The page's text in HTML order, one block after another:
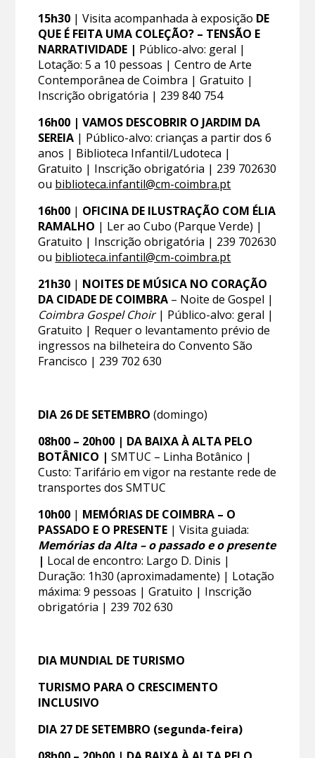
15h30 | Visita acompanhada à exposição DE
QUE É FEITA UMA COLEÇÃO? – TENSÃO E
NARRATIVIDADE | Público-alvo: geral |
Lotação: 5 a 10 pessoas | Centro de Arte
Contemporânea de Coimbra | Gratuito |
Inscrição obrigatória | 239 840 754
16h00 | VAMOS DESCOBRIR O JARDIM DA
SEREIA | Público-alvo: crianças a partir dos 6
anos | Biblioteca Infantil/Ludoteca |
Gratuito | Inscrição obrigatória | 239 702630
ou biblioteca.infantil@cm-coimbra.pt
16h00 | OFICINA DE ILUSTRAÇÃO COM ÉLIA
RAMALHO | Ler ao Cubo (Parque Verde) |
Gratuito | Inscrição obrigatória | 239 702630
ou biblioteca.infantil@cm-coimbra.pt
21h30 | NOITES DE MÚSICA NO CORAÇÃO
DA CIDADE DE COIMBRA – Noite de Gospel |
Coimbra Gospel Choir| Público-alvo: geral |
Gratuito | Requer o levantamento prévio de
ingressos na bilheteira do Convento São
Francisco | 239 702 630
DIA 26 DE SETEMBRO(domingo)
08h00 – 20h00 | DA BAIXA À ALTA PELO
BOTÂNICO |SMTUC – Linha Botânico |
Custo: Tarifário em vigor na restante rede de
transportes dos SMTUC
10h00 | MEMÓRIAS DE COIMBRA – O
PASSADO E O PRESENTE | Visita guiada:
Memórias da Alta – o passado e o presente
| Local de encontro: Largo D. Dinis |
Duração: 1h30 (aproximadamente) | Lotação
máxima: 9 pessoas | Gratuito | Inscrição
obrigatória | 239 702 630
DIA MUNDIAL DE TURISMO
TURISMO PARA O CRESCIMENTO
INCLUSIVO
DIA 27 DE SETEMBRO (segunda-feira)